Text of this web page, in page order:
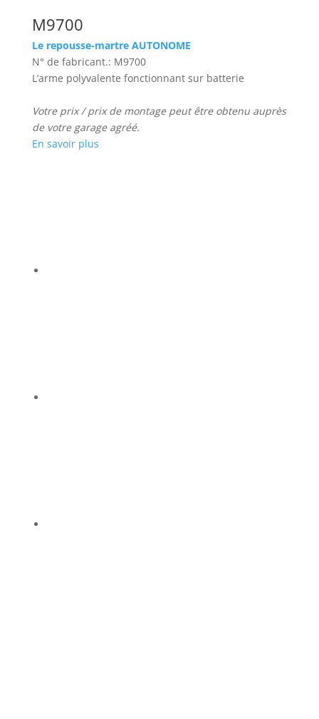
M9700
Le repousse-martre AUTONOME
N° de fabricant.: M9700
L’arme polyvalente fonctionnant sur batterie
Votre prix / prix de montage peut être obtenu auprès
de votre garage agréé.
En savoir plus